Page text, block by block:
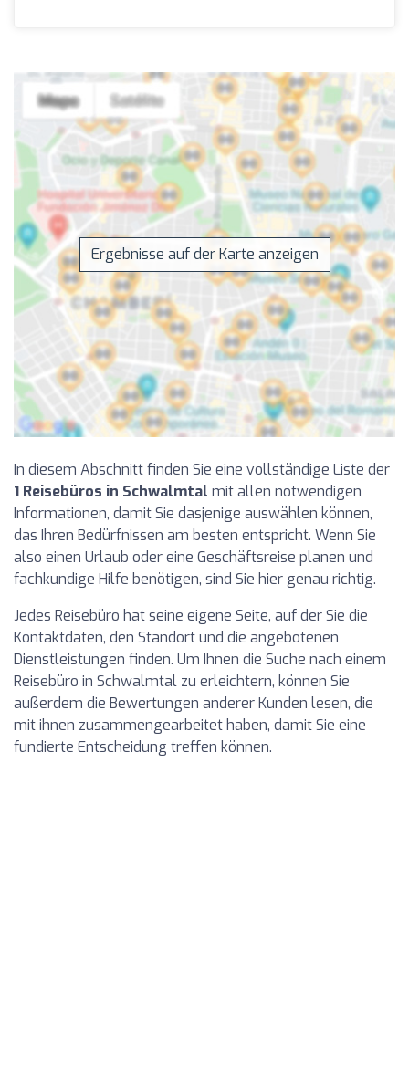
Ergebnisse auf der Karte anzeigen
In diesem Abschnitt finden Sie eine vollständige Liste der
1 Reisebüros in Schwalmtal mit allen notwendigen
Informationen, damit Sie dasjenige auswählen können,
das Ihren Bedürfnissen am besten entspricht. Wenn Sie
also einen Urlaub oder eine Geschäftsreise planen und
fachkundige Hilfe benötigen, sind Sie hier genau richtig.
Jedes Reisebüro hat seine eigene Seite, auf der Sie die
Kontaktdaten, den Standort und die angebotenen
Dienstleistungen finden. Um Ihnen die Suche nach einem
Reisebüro in Schwalmtal zu erleichtern, können Sie
außerdem die Bewertungen anderer Kunden lesen, die
mit ihnen zusammengearbeitet haben, damit Sie eine
fundierte Entscheidung treffen können.